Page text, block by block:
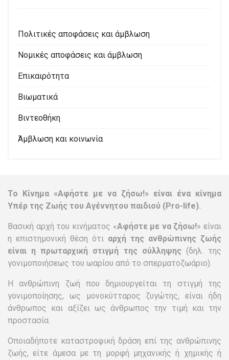
Πολιτικές αποφάσεις και άμβλωση
Νομικές αποφάσεις και άμβλωση
Επικαιρότητα
Βιωματικά
Βιντεοθήκη
Άμβλωση και κοινωνία
Το Κίνημα «Αφήστε με να ζήσω!» είναι ένα κίνημα
Υπέρ της Ζωής του Αγέννητου παιδιού (Pro-life).
Βασική αρχή του κινήματος «Αφήστε με να ζήσω!» είναι
η επιστημονική θέση ότι αρχή της ανθρώπινης ζωής
είναι η πρωταρχική στιγμή της σύλληψης(δηλ. της
γονιμοποιήσεως του ωαρίου από το σπερματοζωάριο).
Η ανθρώπινη ζωή που δημιουργείται τη στιγμή της
γονιμοποίησης, ως μονοκύτταρος ζυγώτης, είναι ήδη
άνθρωπος και αξίζει ως άνθρωπος την τιμή και την
προστασία.
Οποιαδήποτε καταστροφική δράση επί της ανθρώπινης
ζωής, είτε άμεσα με τη μορφή μηχανικής ή χημικής ή